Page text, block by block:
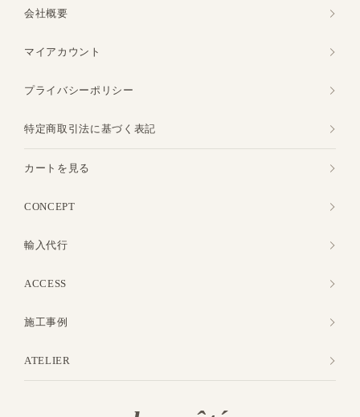
会社概要
マイアカウント
プライバシーポリシー
特定商取引法に基づく表記
カートを見る
CONCEPT
輸入代行
ACCESS
施工事例
ATELIER